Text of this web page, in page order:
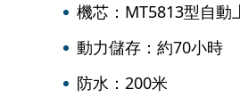
機芯：MT5813型自動
動力儲存：約70小時
防水：200米